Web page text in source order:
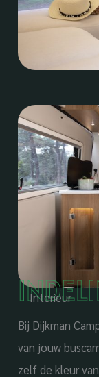
Interieur
Bij Dijkman
van jouw
zelf de kleur